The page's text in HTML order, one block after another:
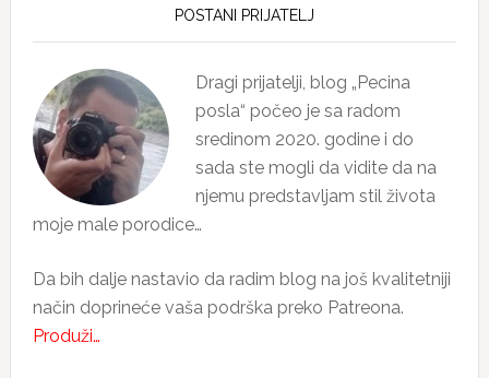
POSTANI PRIJATELJ
Dragi prijatelji, blog „Pecina
posla“ počeo je sa radom
sredinom 2020. godine i do
sada ste mogli da vidite da na
njemu predstavljam stil života
moje male porodice…
Da bih dalje nastavio da radim blog na još kvalitetniji
način doprineće vaša podrška preko Patreona.
Produži…